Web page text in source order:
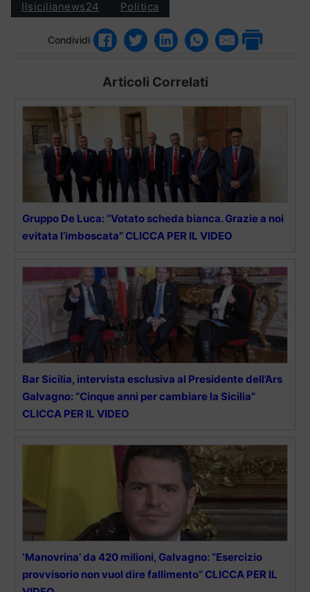
Ilsicilianews24 Politica
Condividi
Articoli Correlati
Gruppo De Luca: “Votato scheda bianca. Grazie a noi
evitata l’imboscata” CLICCA PER IL VIDEO
Bar Sicilia, intervista esclusiva al Presidente dell’Ars
Galvagno: “Cinque anni per cambiare la Sicilia”
CLICCA PER IL VIDEO
‘Manovrina’ da 420 milioni, Galvagno: “Esercizio
provvisorio non vuol dire fallimento” CLICCA PER IL